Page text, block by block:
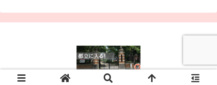
© 2025 都立に入る！.